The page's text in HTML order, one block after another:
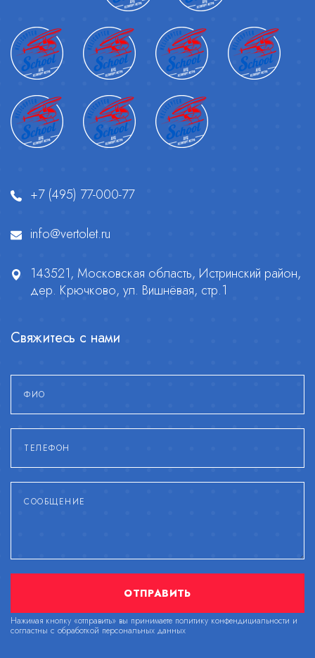
+7 (495) 77-000-77
info@vertolet.ru
143521, Московская область, Истринский район,
дер. Крючково, ул. Вишнёвая, стр.1
Свяжитесь с нами
ОТПРАВИТЬ
Нажимая кнопку «отправить» вы принимаете политику конфендициальности и
согластны с обработкой персональных данных